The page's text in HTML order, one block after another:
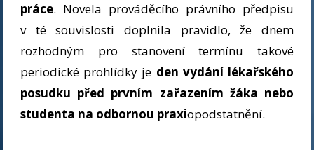
práce. Novela prováděcího právního předpisu
v té souvislosti doplnila pravidlo, že dnem
rozhodným pro stanovení termínu takové
periodické prohlídky je den vydání lékařského
posudku před prvním zařazením žáka nebo
studenta na odbornou praxiopodstatnění.